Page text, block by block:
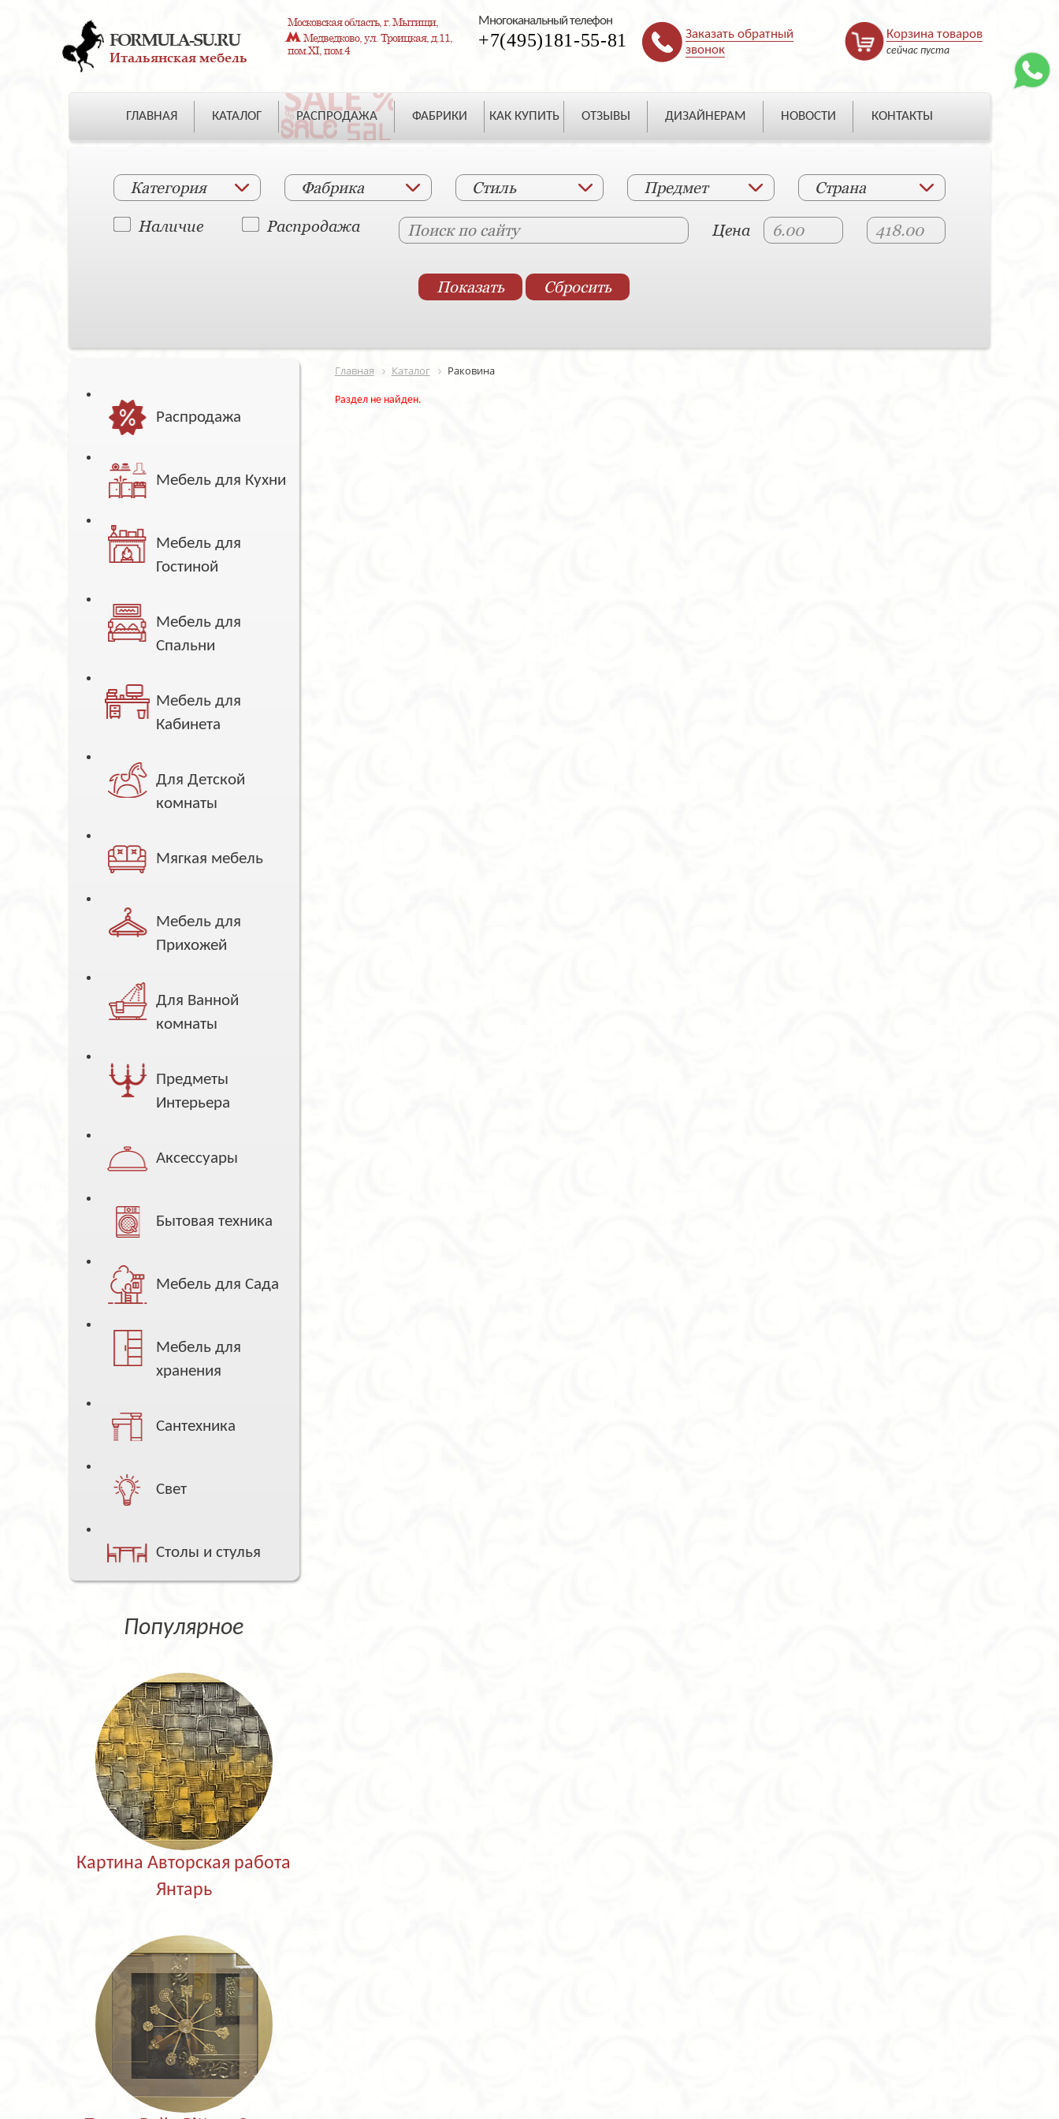
FORMULA-SU.RU
Итальянская мебель
Московская область, г. Мытищи,
Медведково, ул. Троицкая, д.11,
пом.XI, пом.4
Многоканальный телефон
+7(495)181-55-81
Заказать обратный
звонок
Корзина товаров
сейчас пуста
ГЛАВНАЯ КАТАЛОГ РАСПРОДАЖА ФАБРИКИ КАК КУПИТЬ ОТЗЫВЫ ДИЗАЙНЕРАМ НОВОСТИ КОНТАКТЫ
Категория Фабрика Стиль Предмет Страна
Наличие Распродажа Цена
Распродажа
Мебель для Кухни
Мебель для
Гостиной
Мебель для
Спальни
Мебель для
Кабинета
Для Детской
комнаты
Мягкая мебель
Мебель для
Прихожей
Для Ванной
комнаты
Предметы
Интерьера
Аксессуары
Бытовая техника
Мебель для Сада
Мебель для
хранения
Сантехника
Свет
Столы и стулья
Популярное
Картина Авторская работа
Янтарь
Главная Каталог Раковина
Раздел не найден.